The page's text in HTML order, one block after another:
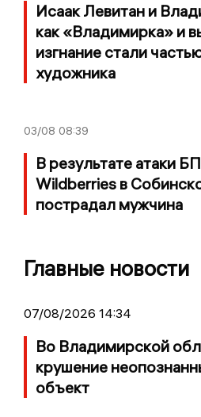
Исаак Левитан и
как «Владимирка» и
изгнание стали
художника
03/08 08:39
В результате атаки
Wildberries в
пострадал мужчина
Главные новости
07/08/2026 14:34
Во Владимирской
крушение
объект